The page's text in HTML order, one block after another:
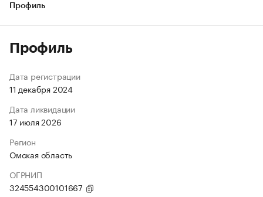
Профиль
Профиль
Дата регистрации
11 декабря 2024
Дата ликвидации
17 июля 2026
Регион
Омская область
ОГРНИП
324554300101667